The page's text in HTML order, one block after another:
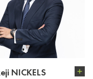
NICKELS